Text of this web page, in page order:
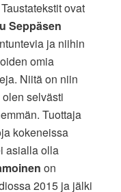
ovat
Seppäsen
ja niihin
omia
Niitä on niin
selvästi
Tuottaja
kokeneissa
asialla olla
on
2015 ja jälki